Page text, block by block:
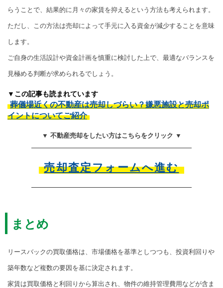
らうことで、結果的に月々の家賃を抑えるという方法も考えられます。
ただし、この方法は売却によって手元に入る資金が減少することを意味
します。
ご自身の生活設計や資金計画を慎重に検討した上で、最適なバランスを
見極める判断が求められるでしょう。
▼この記事も読まれています
葬儀場近くの不動産は売却しづらい？嫌悪施設と売却ポ
イントについてご紹介
▼ 不動産売却をしたい方はこちらをクリック ▼
売却査定フォームへ進む
まとめ
リースバックの買取価格は、市場価格を基準としつつも、投資利回りや
築年数など複数の要因を基に決定されます。
家賃は買取価格と利回りから算出され、物件の維持管理費用などが含ま